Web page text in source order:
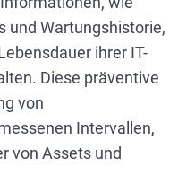
und Wartungshistorie,
ihrer IT-
Diese präventive
von
Intervallen,
von Assets und